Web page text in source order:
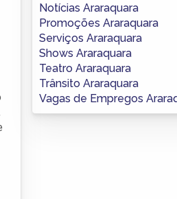
Notícias Araraquara
Promoções Araraquara
Serviços Araraquara
Shows Araraquara
Teatro Araraquara
Trânsito Araraquara
Vagas de Empregos